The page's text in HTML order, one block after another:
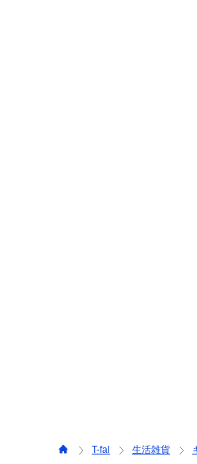
T-fal 生活雑貨